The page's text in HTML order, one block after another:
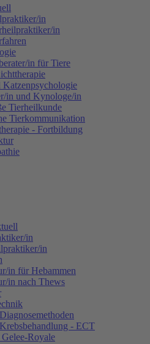
in
in
in für Tiere
Katzenpsychologie
in und Kynologe/in
Tierheilkunde
Tierkommunikation
- Fortbildung
in
in
in für Hebammen
in nach Thews
- ECT
Royale